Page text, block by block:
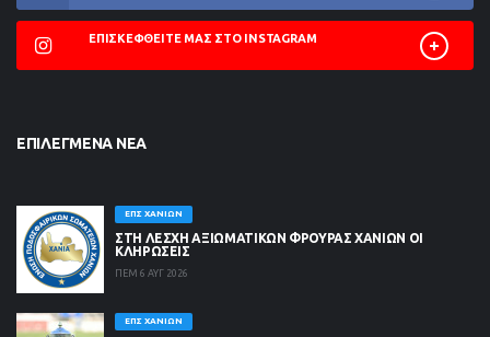
ΕΠΙΣΚΕΦΘΕΊΤΕ ΜΑΣ ΣΤΟ INSTAGRAM
ΕΠΙΛΕΓΜΈΝΑ ΝΈΑ
ΕΠΣ ΧΑΝΊΩΝ
ΣΤΗ ΛΈΣΧΗ ΑΞΙΩΜΑΤΙΚΏΝ ΦΡΟΥΡΆΣ ΧΑΝΊΩΝ ΟΙ
ΚΛΗΡΏΣΕΙΣ
ΠΕΜ 6 ΑΥΓ 2026
ΕΠΣ ΧΑΝΊΩΝ